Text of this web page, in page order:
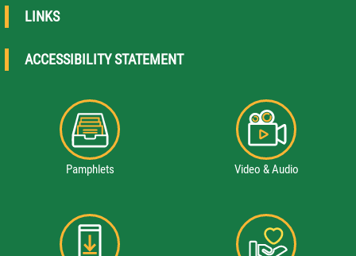
LINKS
ACCESSIBILITY STATEMENT
Pamphlets Video & Audio